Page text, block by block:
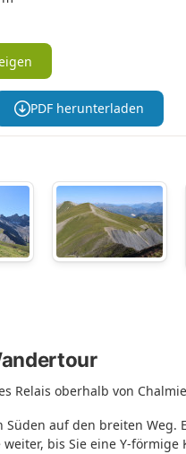
PDF herunterladen
Relais oberhalb von
Süden auf den breiten
weiter, bis Sie eine Y-